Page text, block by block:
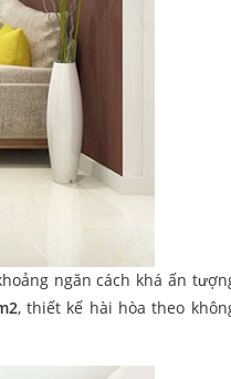
ngăn cách khá ấn
, thiết kế hài hòa theo